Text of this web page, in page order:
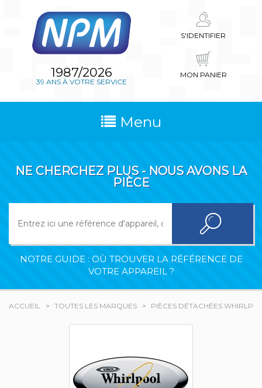
1987/2026
39 ANS À VOTRE SERVICE
S'IDENTIFIER
MON PANIER
Menu
NE CHERCHEZ PLUS - NOUS AVONS LA
PIÈCE
NOTRE GUIDE : OÙ TROUVER LA RÉFÉRENCE DE
VOTRE APPAREIL ?
ACCUEIL TOUTES LES MARQUES PIÈCES DÉTACHÉES